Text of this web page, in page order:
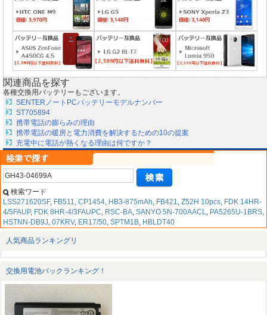
関連商品を探す
各種交換用バッテリーもございます。
SENTERノートPCバッテリーモデルナンバー
ST705894
携帯電話の膨らみの理由
携帯電話の暖房と電力消費を解決するための10の提案
充電中に電話が熱くなる理由は何ですか？
検索ワード
LSS271620SF, FB511, CP1454, HB3-875mAh, FB421, Z52H 10pcs, FDK 14HR-
4/5FAUP, FDK 8HR-4/3FAUPC, RSC-BA, SANYO 5N-700AACL, PA5265U-1BRS,
HSTNN-DB9J, 07KRV, ER17/50, SPTM1B, HBLDT40
人気商品ランキングリ
交換用電池パックランキング！